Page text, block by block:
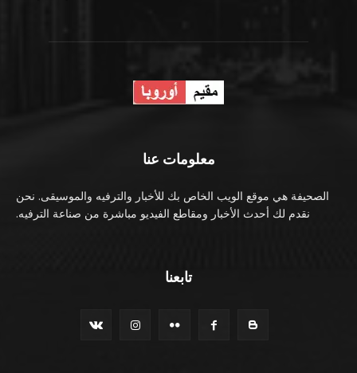
معلومات عنا
الصحيفة هي موقع الويب الخاص بك للأخبار والترفيه والموسيقى. نحن
نقدم لك أحدث الأخبار ومقاطع الفيديو مباشرة من صناعة الترفيه.
تابعنا